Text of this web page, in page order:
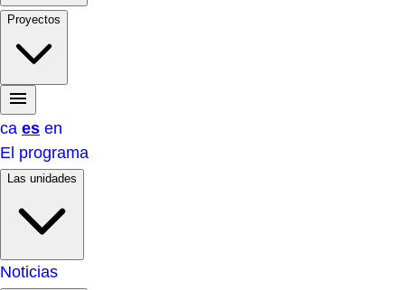
Proyectos
ca es en
El programa
Las unidades
Noticias